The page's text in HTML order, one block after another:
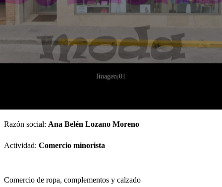
Logotipo
Imagen 01
Razón social: Ana Belén Lozano Moreno
Actividad: Comercio minorista
Comercio de ropa, complementos y calzado